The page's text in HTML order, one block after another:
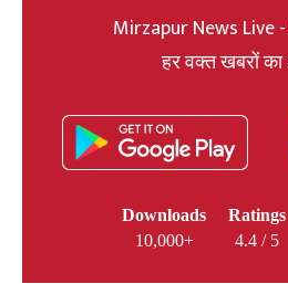
Mirzapur News Live
हर वक्त खबरों
Downloads
10,000+
Ratings
4.4 / 5